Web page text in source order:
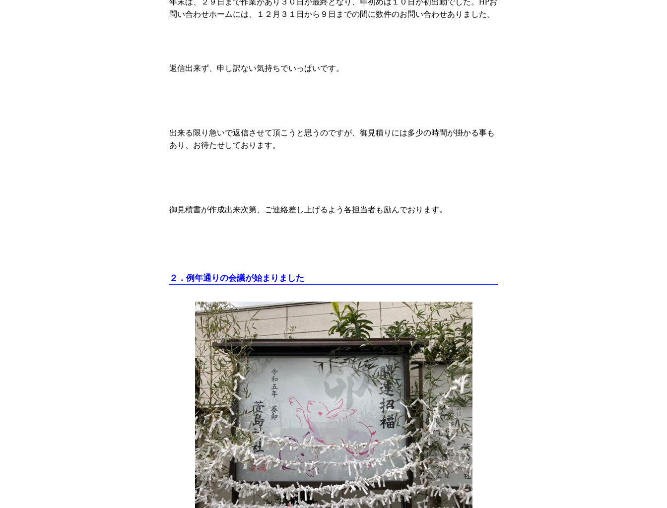
問い合わせホームには、１２月３１日から９日までの間に数件のお問い合わせありました。
返信出来ず、申し訳ない気持ちでいっぱいです。
出来る限り急いで返信させて頂こうと思うのですが、御見積りには多少の時間が掛かる事も
あり、お待たせしております。
御見積書が作成出来次第、ご連絡差し上げるよう各担当者も励んでおります。
２．例年通りの会議が始まりました